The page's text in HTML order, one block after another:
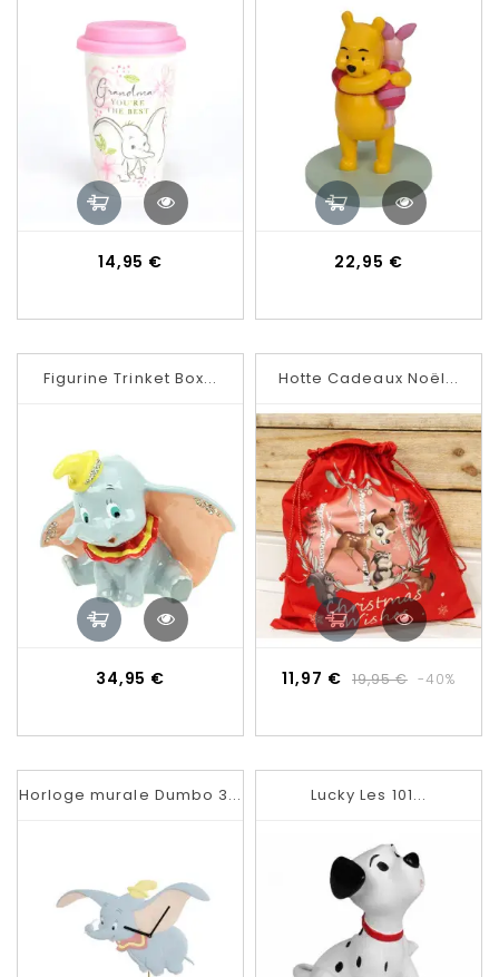
14,95 € 22,95 €Prix
Figurine Trinket Box...
34,95 €
Hotte Cadeaux Noël...
11,97 € Prix
base
19,95 € Prix
-40%
Horloge murale Dumbo 3... Lucky Les 101...